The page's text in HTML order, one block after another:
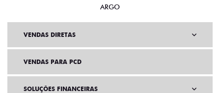
ARGO
VENDAS DIRETAS
VENDAS PARA PCD
SOLUÇÕES FINANCEIRAS